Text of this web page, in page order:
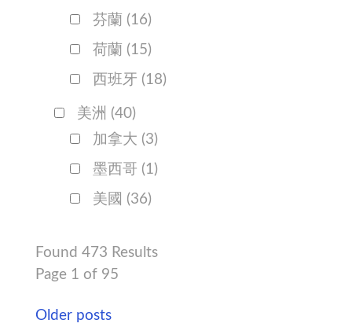
芬蘭 (16)
荷蘭 (15)
西班牙 (18)
美洲 (40)
加拿大 (3)
墨西哥 (1)
美國 (36)
Found 473 Results
Page 1 of 95
Older posts